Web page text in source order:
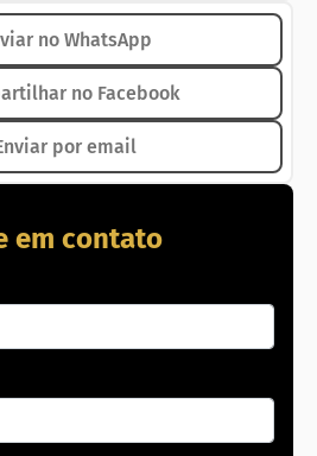
no WhatsApp
no Facebook
por email
em contato